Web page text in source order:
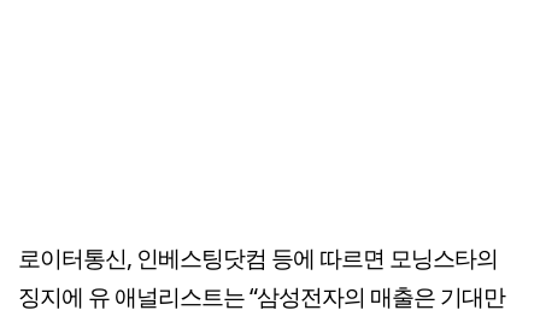
로이터통신, 인베스팅닷컴 등에 따르면 모닝스타의
징지에 유 애널리스트는 “삼성전자의 매출은 기대만